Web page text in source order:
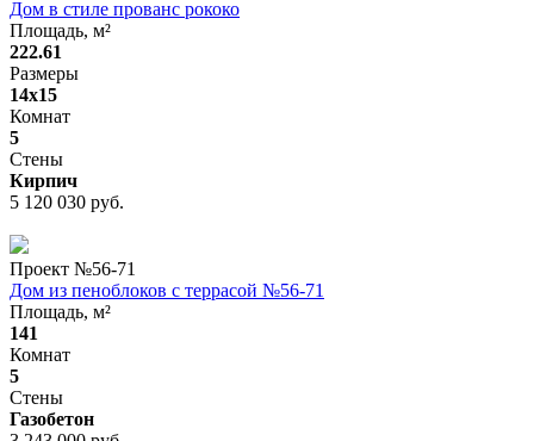
Дом в стиле прованс рококо
Площадь, м²
222.61
Размеры
14x15
Комнат
5
Стены
Кирпич
5 120 030 руб.
Проект №56-71
Дом из пеноблоков с террасой №56-71
Площадь, м²
141
Комнат
5
Стены
Газобетон